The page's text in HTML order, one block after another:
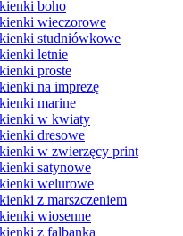
boho
wieczorowe
studniówkowe
letnie
proste
na imprezę
marine
w kwiaty
dresowe
w zwierzęcy print
satynowe
welurowe
z marszczeniem
wiosenne
z falbanką